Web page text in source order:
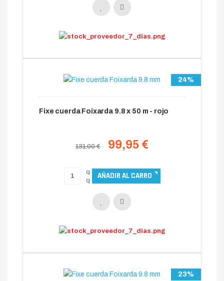
24%
Fixe cuerda Foixarda 9.8 x 50 m - rojo
131.00 € 99,95 €
23%